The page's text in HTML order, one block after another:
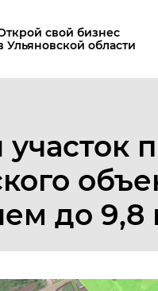
свой бизнес
Ульяновской области
до 9,8